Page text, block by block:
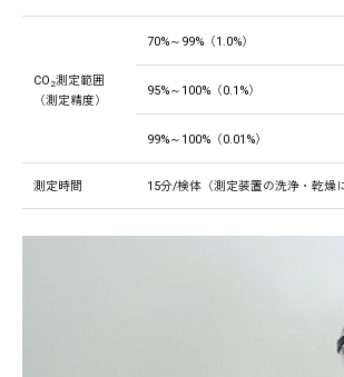
CO 2測定範囲
（測定精度）
70%～99%（1.0%）
95%～100%（0.1%）
99%～100%（0.01%）
測定時間 15分/検体（測定装置の洗浄・乾燥